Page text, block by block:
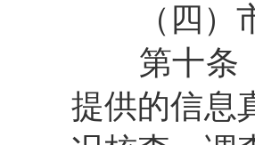
（四
第十条
提供的信息